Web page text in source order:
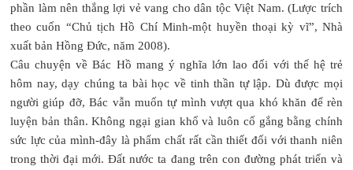
phần làm nên thắng lợi vẻ vang cho dân tộc Việt Nam. (Lược trích
theo cuốn “Chủ tịch Hồ Chí Minh-một huyền thoại kỳ vĩ”, Nhà
xuất bản Hồng Đức, năm 2008).
Câu chuyện về Bác Hồ mang ý nghĩa lớn lao đối với thế hệ trẻ
hôm nay, dạy chúng ta bài học về tinh thần tự lập. Dù được mọi
người giúp đỡ, Bác vẫn muốn tự mình vượt qua khó khăn để rèn
luyện bản thân. Không ngại gian khổ và luôn cố gắng bằng chính
sức lực của mình-đây là phẩm chất rất cần thiết đối với thanh niên
trong thời đại mới. Đất nước ta đang trên con đường phát triển và